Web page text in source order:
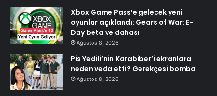
Xbox Game Pass’e gelecek yeni
oyunlar açıklandı: Gears of War: E-
Day beta ve dahası
Ağustos 8, 2026
Pis Yedili’nin Karabiber’i ekranlara
neden veda etti? Gerekçesi bomba
Ağustos 8, 2026